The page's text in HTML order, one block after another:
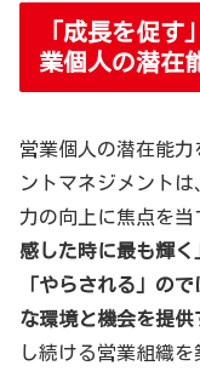
「成長を促す
業個人の潜在
営業個人の潜在能
ントマネジメント
力の向上に焦点を当
感した時に最も輝
「やらされる」の
な環境と機会を提供
し続ける営業組織